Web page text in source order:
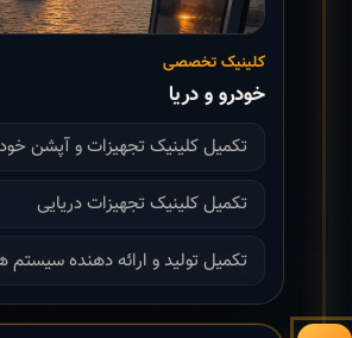
کلینیک تخصصی
خودرو و دریا
تکمیل کلینیک تجهیزات و آپشن
تکمیل کلینیک تجهیزات دریایی
تکمیل تولید و ارائه دهنده